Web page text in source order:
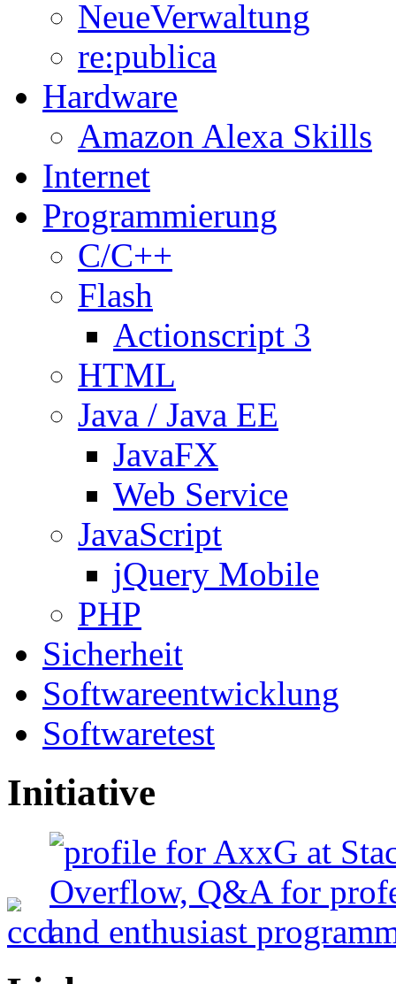
NeueVerwaltung
re:publica
Hardware
Amazon Alexa Skills
Internet
Programmierung
C/C++
Flash
Actionscript 3
HTML
Java / Java EE
JavaFX
Web Service
JavaScript
jQuery Mobile
PHP
Sicherheit
Softwareentwicklung
Softwaretest
Initiative